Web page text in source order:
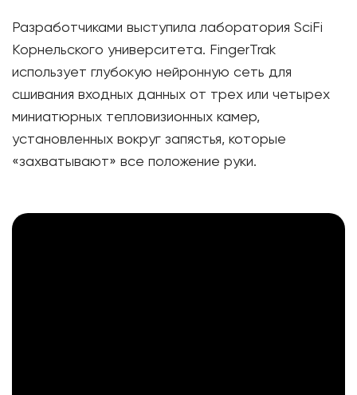
Разработчиками выступила лаборатория SciFi
Корнельского университета. FingerTrak
использует глубокую нейронную сеть для
сшивания входных данных от трех или четырех
миниатюрных тепловизионных камер,
установленных вокруг запястья, которые
«захватывают» все положение руки.